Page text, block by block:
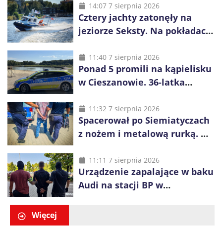
14:07 7 sierpnia 2026
Cztery jachty zatonęły na
jeziorze Seksty. Na pokładach
małoletnich
11:40 7 sierpnia 2026
Ponad 5 promili na kąpielisku
w Cieszanowie. 36-latka
z wody
11:32 7 sierpnia 2026
Spacerował po Siemiatyczach
z nożem i metalową rurką. W
alkohol i perfumy
11:11 7 sierpnia 2026
Urządzenie zapalające w baku
Audi na stacji BP w
Więcej